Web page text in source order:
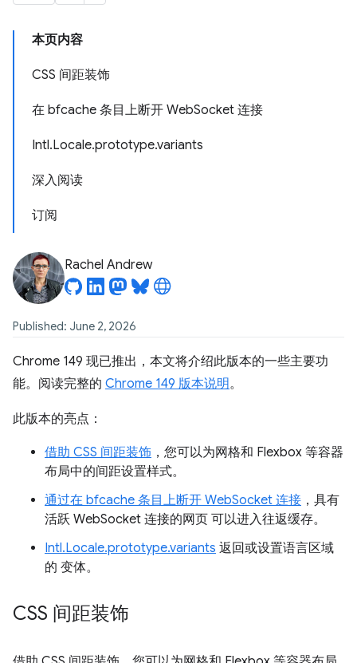
本页内容
CSS 间距装饰
在 bfcache 条目上断开 WebSocket 连接
Intl.Locale.prototype.variants
深入阅读
订阅
Rachel Andrew
Published: June 2, 2026
Chrome 149 现已推出，本文将介绍此版本的一些主要功
能。阅读完整的 Chrome 149 版本说明。
此版本的亮点：
借助 CSS 间距装饰 ，您可以为网格和 Flexbox 等容器
布局中的间距设置样式。
通过在 bfcache 条目上断开 WebSocket 连接 ，具有
活跃 WebSocket 连接的网页 可以进入往返缓存。
Intl.Locale.prototype.variants 返回或设置语言区域
的 变体。
CSS 间距装饰